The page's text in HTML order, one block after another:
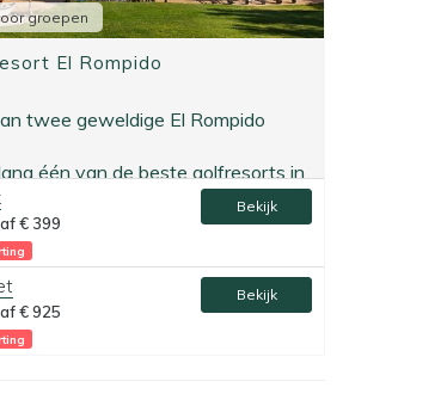
groepen
El Rompido
twee geweldige El Rompido
één van de beste golfresorts in
prijs-kwaliteitsverhouding
€ 399
Bekijk
€ 925
Bekijk